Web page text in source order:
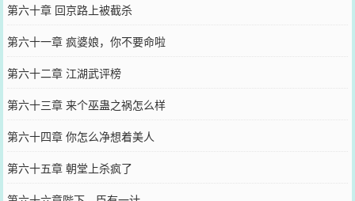
第六十章 回京路上被截杀
第六十一章 疯婆娘，你不要命啦
第六十二章 江湖武评榜
第六十三章 来个巫蛊之祸怎么样
第六十四章 你怎么净想着美人
第六十五章 朝堂上杀疯了